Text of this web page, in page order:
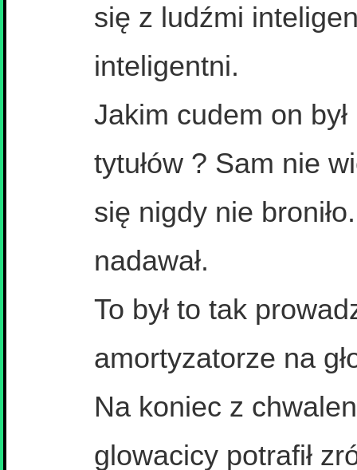
się z ludźmi
inteligentni.
Jakim cudem on
tytułów ? Sam nie
się nigdy nie
nadawał.
To był to tak
amortyzatorze na
Na koniec z
glowacicy potrafił